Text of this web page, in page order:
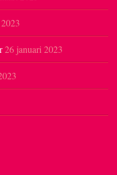
26 januari 2023